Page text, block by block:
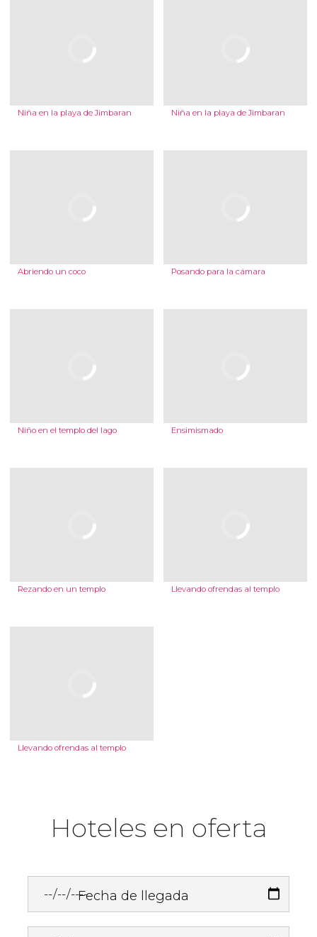
Niña en la playa de Jimbaran Niña en la playa de Jimbaran
Abriendo un coco Posando para la cámara
Niño en el templo del lago Ensimismado
Rezando en un templo Llevando ofrendas al templo
Llevando ofrendas al templo
Hoteles en oferta
Fecha de llegada